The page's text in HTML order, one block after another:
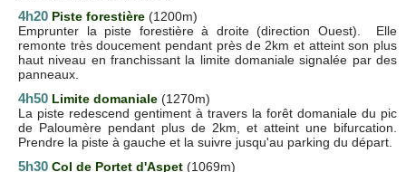
4h20 Piste forestière (1200m)
Emprunter la piste forestière à droite (direction Ouest). Elle
remonte très doucement pendant près de 2km et atteint son plus
haut niveau en franchissant la limite domaniale signalée par des
panneaux.
4h50 Limite domaniale (1270m)
La piste redescend gentiment à travers la forêt domaniale du pic
de Paloumère pendant plus de 2km, et atteint une bifurcation.
Prendre la piste à gauche et la suivre jusqu'au parking du départ.
5h30 Col de Portet d'Aspet (1069m)